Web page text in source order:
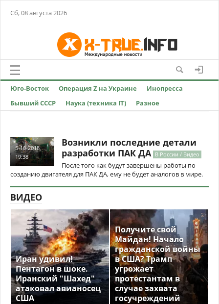
Сб, 08 августа 2026
Юго-Восток Операция Z на Украине
Инопресса
Бывший СССР
Наука (техника IT) Разное
5-10-2018,
19:38
Возникли последние детали
разработки ПАК ДА В России / Видео
После того как будут завершены работы по
созданию двигателя для ПАК ДА, ему не будет аналогов в мире.
ВИДЕО
Иран удивил!
Пентагон в шоке.
Иранский "Шахед"
атаковал авианосец
США
Получите свой
Майдан! Начало
гражданской войны
в США? Трамп
угрожает
протестантам в
случае захвата
госучреждений